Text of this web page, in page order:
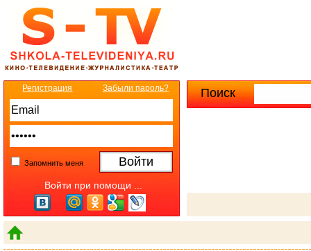
Поиск
Регистрация Забыли пароль?
Запомнить меня
Войти при помощи ...